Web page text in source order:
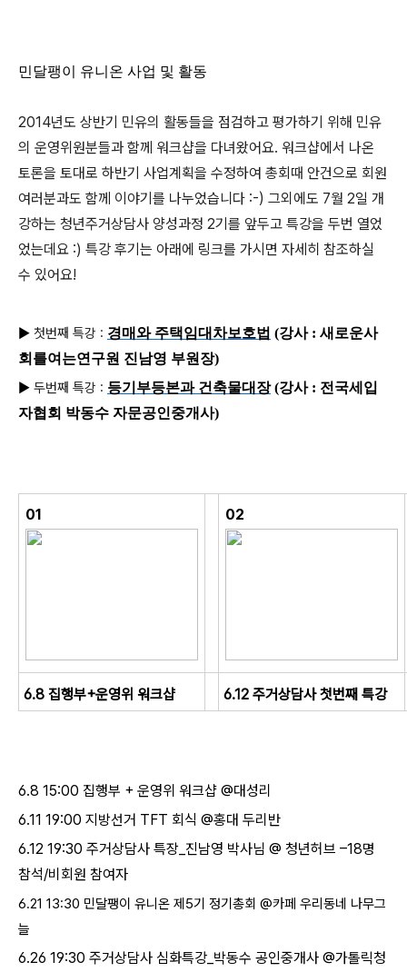
민달팽이 유니온 사업 및 활동
2014년도 상반기 민유의 활동들을 점검하고 평가하기 위해 민유
의 운영위원분들과 함께 워크샵을 다녀왔어요. 워크샵에서 나온
토론을 토대로 하반기 사업계획을 수정하여 총회때 안건으로 회원
여러분과도 함께 이야기를 나누었습니다 :-) 그외에도 7월 2일 개
강하는 청년주거상담사 양성과정 2기를 앞두고 특강을 두번 열었
었는데요 :) 특강 후기는 아래에 링크를 가시면 자세히 참조하실
수 있어요!
▶ 첫번째 특강 : 경매와 주택임대차보호법 (강사 : 새로운사
회를여는연구원 진남영 부원장)
▶ 두번째 특강 : 등기부등본과 건축물대장(강사 : 전국세입
자협회 박동수 자문공인중개사)
01 02
6.8 집행부+운영위 워크샵 6.12 주거상담사 첫번째 특강
6.8 15:00 집행부 + 운영위 워크샵 @대성리
6.11 19:00 지방선거 TFT 회식 @홍대 두리반
6.12 19:30 주거상담사 특장_진남영 박사님 @ 청년허브 –18명
참석/비회원 참여자
6.21 13:30 민달팽이 유니온 제5기 정기 총회 @카페 우리동네 나무그
늘
6.26 19:30 주거상담사 심화특강_박동수 공인중개사 @가톨릭청